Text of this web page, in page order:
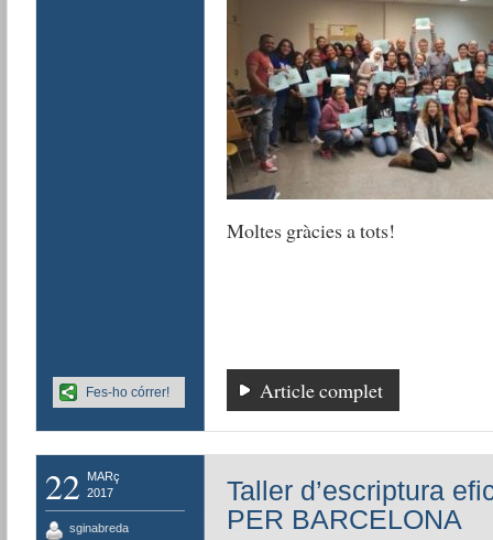
Moltes gràcies a tots!
Article complet
Fes-ho córrer!
22
MARç
2017
sginabreda
Taller d’escriptura
PER BARCELONA